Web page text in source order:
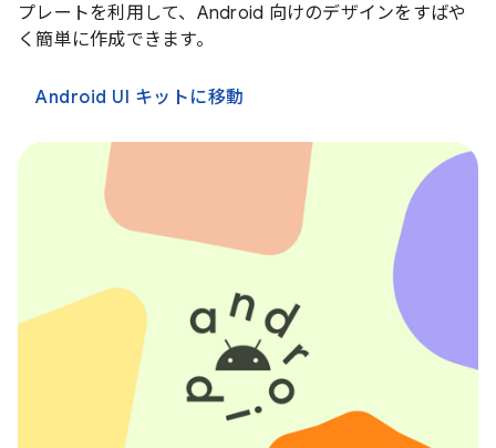
プレートを利用して、Android 向けのデザインをすばや
く簡単に作成できます。
Android UI キットに移動